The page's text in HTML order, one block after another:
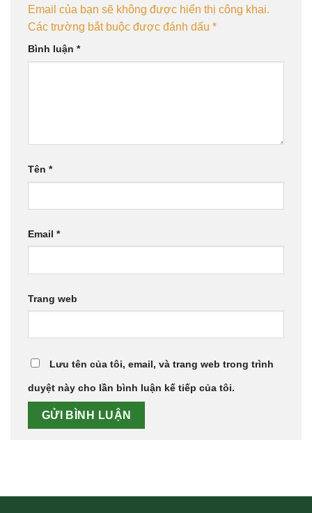
Email của bạn sẽ không được hiển thị công khai.
Các trường bắt buộc được đánh dấu *
Bình luận *
Tên *
Email *
Trang web
Lưu tên của tôi, email, và trang web trong trình
duyệt này cho lần bình luận kế tiếp của tôi.